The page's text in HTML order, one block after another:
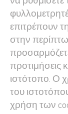
επιτρέπουν
στην
προτιμήσεις
ιστότοπο. Ο
του
χρήση των